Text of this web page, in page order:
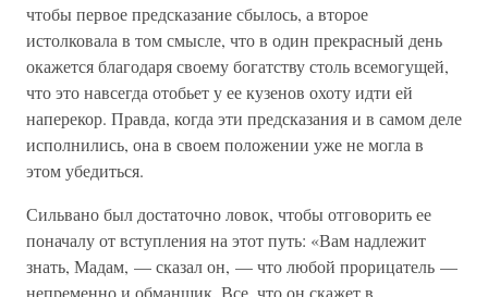
чтобы первое предсказание сбылось, а второе
истолковала в том смысле, что в один прекрасный день
окажется благодаря своему богатству столь всемогущей,
что это навсегда отобьет у ее кузенов охоту идти ей
наперекор. Правда, когда эти предсказания и в самом деле
исполнились, она в своем положении уже не могла в
этом убедиться.
Сильвано был достаточно ловок, чтобы отговорить ее
поначалу от вступления на этот путь: «Вам надлежит
знать, Мадам, — сказал он, — что любой прорицатель —
непременно и обманщик. Все, что он скажет в